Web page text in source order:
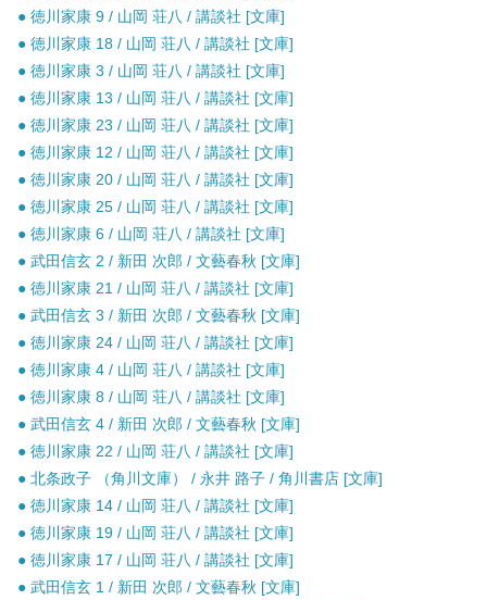
● 徳川家康 9 / 山岡 荘八 / 講談社 [文庫]
● 徳川家康 18 / 山岡 荘八 / 講談社 [文庫]
● 徳川家康 3 / 山岡 荘八 / 講談社 [文庫]
● 徳川家康 13 / 山岡 荘八 / 講談社 [文庫]
● 徳川家康 23 / 山岡 荘八 / 講談社 [文庫]
● 徳川家康 12 / 山岡 荘八 / 講談社 [文庫]
● 徳川家康 20 / 山岡 荘八 / 講談社 [文庫]
● 徳川家康 25 / 山岡 荘八 / 講談社 [文庫]
● 徳川家康 6 / 山岡 荘八 / 講談社 [文庫]
● 武田信玄 2 / 新田 次郎 / 文藝春秋 [文庫]
● 徳川家康 21 / 山岡 荘八 / 講談社 [文庫]
● 武田信玄 3 / 新田 次郎 / 文藝春秋 [文庫]
● 徳川家康 24 / 山岡 荘八 / 講談社 [文庫]
● 徳川家康 4 / 山岡 荘八 / 講談社 [文庫]
● 徳川家康 8 / 山岡 荘八 / 講談社 [文庫]
● 武田信玄 4 / 新田 次郎 / 文藝春秋 [文庫]
● 徳川家康 22 / 山岡 荘八 / 講談社 [文庫]
● 北条政子 （角川文庫） / 永井 路子 / 角川書店 [文庫]
● 徳川家康 14 / 山岡 荘八 / 講談社 [文庫]
● 徳川家康 19 / 山岡 荘八 / 講談社 [文庫]
● 徳川家康 17 / 山岡 荘八 / 講談社 [文庫]
● 武田信玄 1 / 新田 次郎 / 文藝春秋 [文庫]